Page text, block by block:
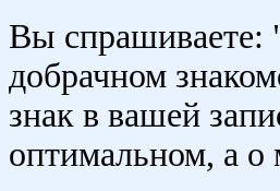
Вы спрашиваете:
добрачном
знак в вашей
оптимальном, а о